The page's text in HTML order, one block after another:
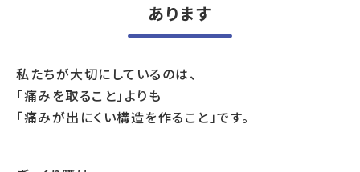
あります
私たちが大切にしているのは、
「痛みを取ること」よりも
「痛みが出にくい構造を作ること」です。